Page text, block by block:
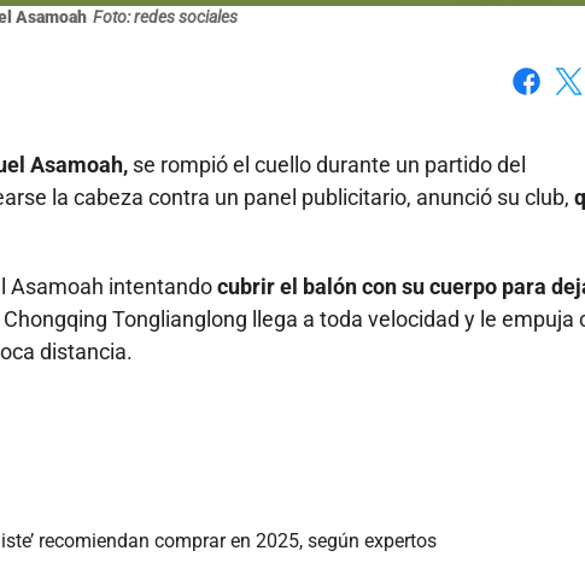
Asamoah Foto: redes sociales
Asamoah, se rompió el cuello durante un partido del
la cabeza contra un panel publicitario, anunció su club,
Asamoah intentandocubrir el balón con su cuerpo para
Tonglianglong llega a toda velocidad y le empuja
distancia.
recomiendan comprar en 2025, según expertos